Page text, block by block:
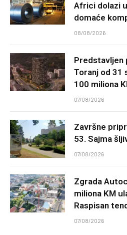
Africi dolazi
domaće
08/08/2026
Predstavljen
Toranj od 31
100 miliona
07/08/2026
Završne
53. Sajma
07/08/2026
Zgrada
miliona KM
Raspisan
07/08/2026